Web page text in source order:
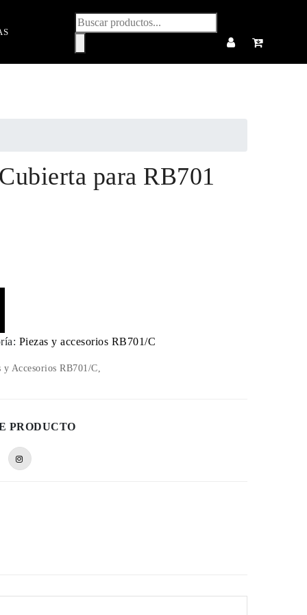
Búsqueda
de
productos
para RB701
Piezas y accesorios RB701/C
y Accesorios RB701/C,
PRODUCTO